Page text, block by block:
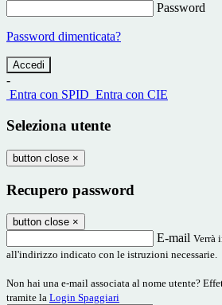
Password
Password dimenticata?
-
Entra con SPID Entra con CIE
Seleziona utente
button close ×
Recupero password
button close ×
E-mail Verrà
all'indirizzo indicato con le istruzioni necessarie.
Non hai una e-mail associata al nome utente?
tramite la Login Spaggiari